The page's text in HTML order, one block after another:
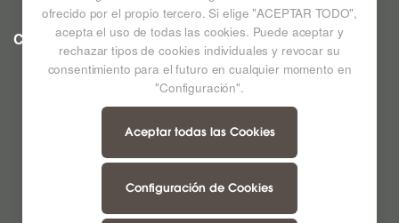
CC LAS ARENAS Ampliar mapa
ofrecido por el propio tercero. Si elige "ACEPTAR TODO",
acepta el uso de todas las cookies. Puede aceptar y
rechazar tipos de cookies individuales y revocar su
consentimiento para el futuro en cualquier momento en
"Configuración".
Aceptar todas las Cookies
Configuración de Cookies